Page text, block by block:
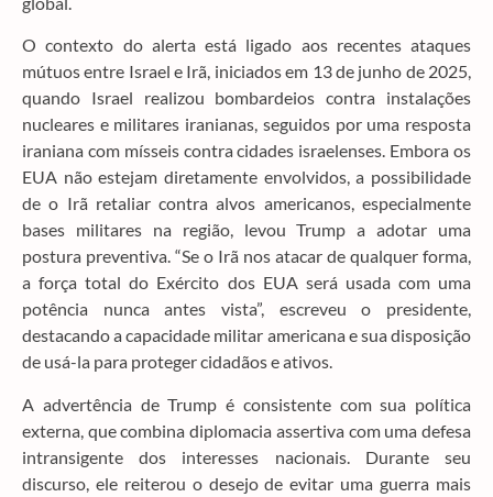
O contexto do alerta está ligado aos recentes ataques
mútuos entre Israel e Irã, iniciados em 13 de junho de 2025,
quando Israel realizou bombardeios contra instalações
nucleares e militares iranianas, seguidos por uma resposta
iraniana com mísseis contra cidades israelenses. Embora os
EUA não estejam diretamente envolvidos, a possibilidade
de o Irã retaliar contra alvos americanos, especialmente
bases militares na região, levou Trump a adotar uma
postura preventiva. “Se o Irã nos atacar de qualquer forma,
a força total do Exército dos EUA será usada com uma
potência nunca antes vista”, escreveu o presidente,
destacando a capacidade militar americana e sua disposição
de usá-la para proteger cidadãos e ativos.
A advertência de Trump é consistente com sua política
externa, que combina diplomacia assertiva com uma defesa
intransigente dos interesses nacionais. Durante seu
discurso, ele reiterou o desejo de evitar uma guerra mais